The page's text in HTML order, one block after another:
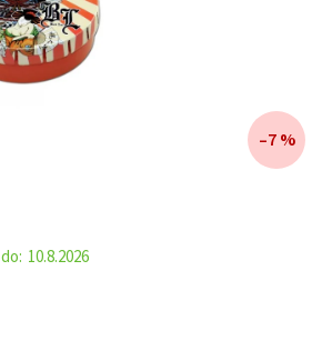
10.8.2026
–7 %